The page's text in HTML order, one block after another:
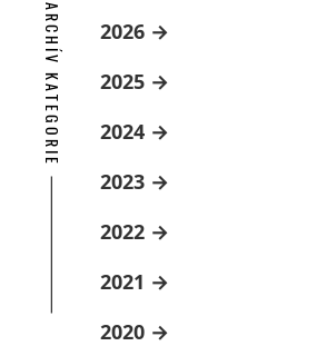
ARCHÍV KATEGORIE 2026
2025
2024
2023
2022
2021
2020